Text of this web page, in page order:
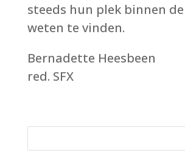
steeds hun plek binnen
weten te vinden.
Bernadette Heesbeen
red. SFX